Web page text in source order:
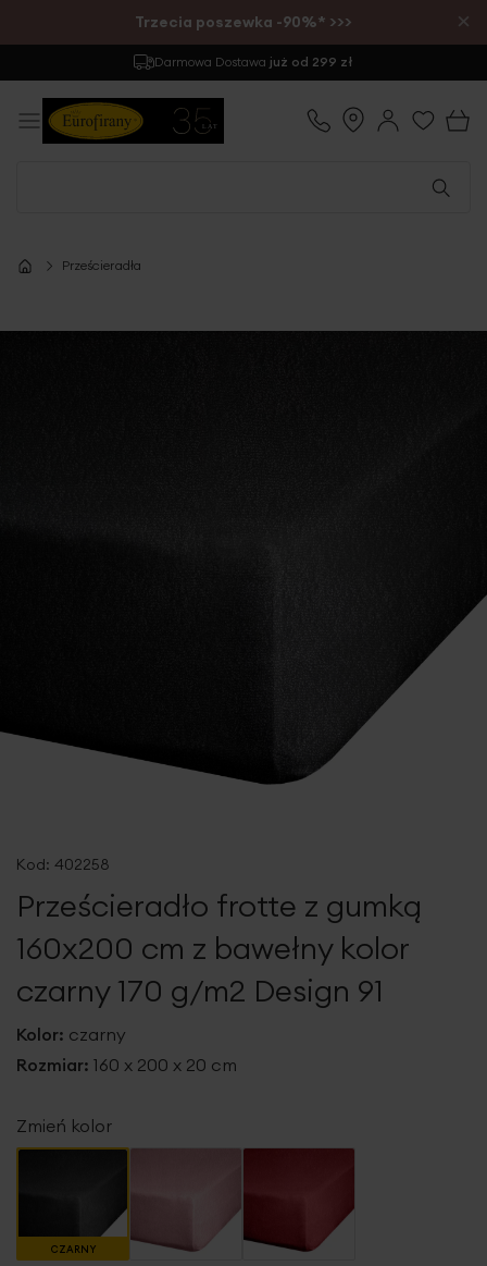
Trzecia poszewka -90%* >>> ×
Darmowa Dostawa już od 299 zł
Prześcieradła
początek
galerii
Kod: 402258
Prześcieradło frotte z gumką
160x200 cm z bawełny kolor
czarny 170 g/m2 Design 91
Kolor: czarny
Rozmiar: 160 x 200 x 20 cm
Zmień kolor
CZARNY